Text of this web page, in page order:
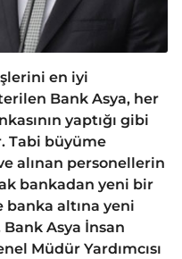
en iyi
Bank Asya, her
yaptığı gibi
Tabi büyüme
alınan personellerin
bankadan yeni bir
altına yeni
Bank Asya İnsan
Müdür Yardımcısı